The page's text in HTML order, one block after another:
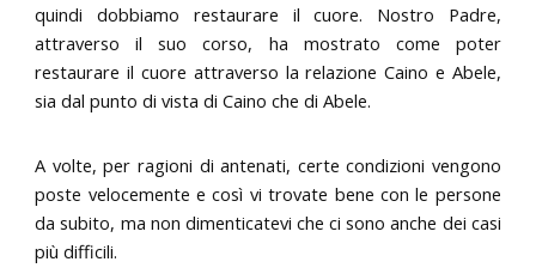
quindi dobbiamo restaurare il cuore. Nostro Padre,
attraverso il suo corso, ha mostrato come poter
restaurare il cuore attraverso la relazione Caino e Abele,
sia dal punto di vista di Caino che di Abele.
A volte, per ragioni di antenati, certe condizioni vengono
poste velocemente e così vi trovate bene con le persone
da subito, ma non dimenticatevi che ci sono anche dei casi
più difficili.